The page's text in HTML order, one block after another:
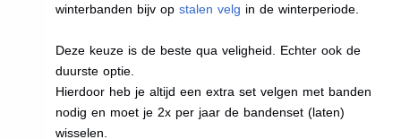
winterbanden bijv op stalen velg in de winterperiode.
Deze keuze is de beste qua veligheid. Echter ook de
duurste optie.
Hierdoor heb je altijd een extra set velgen met banden
nodig en moet je 2x per jaar de bandenset (laten)
wisselen.